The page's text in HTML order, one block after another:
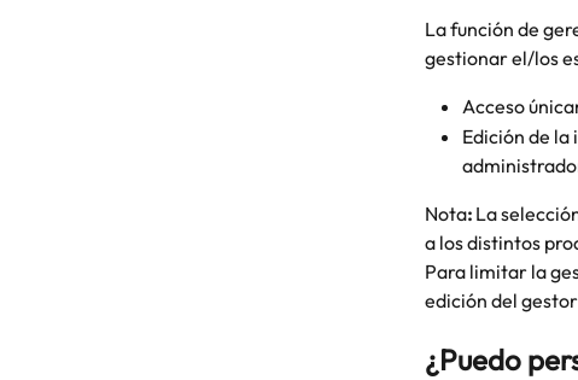
La función de
gestionar el/los
Acceso
Edición de
Nota: La
a los distintos
Para limitar la
edición del
¿Puedo